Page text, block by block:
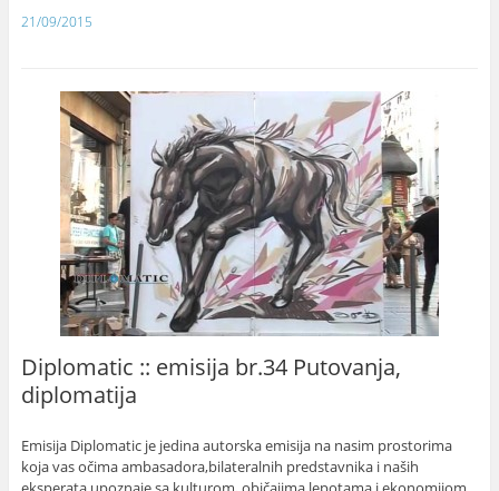
21/09/2015
Diplomatic :: emisija br.34 Putovanja,
diplomatija
Emisija Diplomatic je jedina autorska emisija na nasim prostorima
koja vas očima ambasadora,bilateralnih predstavnika i naših